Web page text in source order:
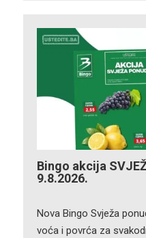
Bingo akcija
9.8.2026.
Nova Bingo Svježa
voća i povrća za